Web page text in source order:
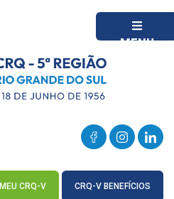
MENU
MEU CRQ-V CRQ-V BENEFÍCIOS